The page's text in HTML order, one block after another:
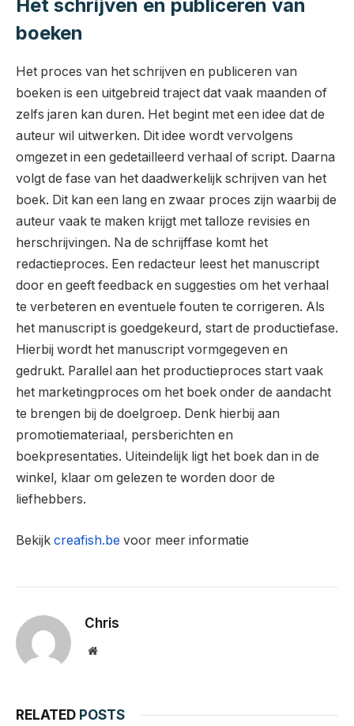
Het schrijven en publiceren van
boeken
Het proces van het schrijven en publiceren van
boeken is een uitgebreid traject dat vaak maanden of
zelfs jaren kan duren. Het begint met een idee dat de
auteur wil uitwerken. Dit idee wordt vervolgens
omgezet in een gedetailleerd verhaal of script. Daarna
volgt de fase van het daadwerkelijk schrijven van het
boek. Dit kan een lang en zwaar proces zijn waarbij de
auteur vaak te maken krijgt met talloze revisies en
herschrijvingen. Na de schrijffase komt het
redactieproces. Een redacteur leest het manuscript
door en geeft feedback en suggesties om het verhaal
te verbeteren en eventuele fouten te corrigeren. Als
het manuscript is goedgekeurd, start de productiefase.
Hierbij wordt het manuscript vormgegeven en
gedrukt. Parallel aan het productieproces start vaak
het marketingproces om het boek onder de aandacht
te brengen bij de doelgroep. Denk hierbij aan
promotiemateriaal, persberichten en
boekpresentaties. Uiteindelijk ligt het boek dan in de
winkel, klaar om gelezen te worden door de
liefhebbers.
Bekijk creafish.be voor meer informatie
Chris
Website
RELATED POSTS